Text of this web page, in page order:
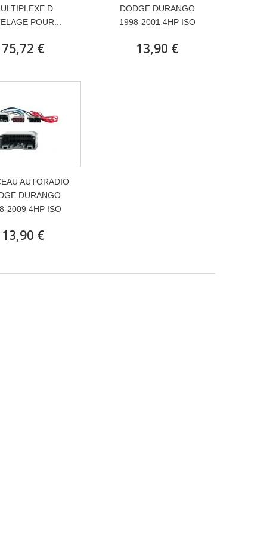
D
POUR...
75,72 €
DODGE DURANGO
1998-2001 4HP ISO
13,90 €
AUTORADIO
DURANGO
2009 4HP ISO
13,90 €